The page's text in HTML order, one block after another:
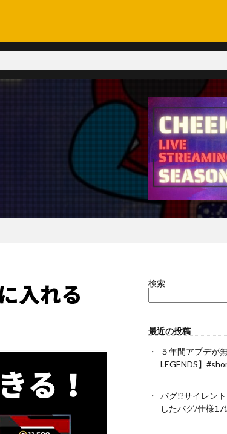
検索
最近の投稿
５年間アプデが
LEGENDS】
バグ!?サイレン
したバグ/仕様17